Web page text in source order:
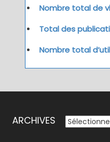
Nombre total de
Total des
Nombre total
ARCHIVES ARCHIVES